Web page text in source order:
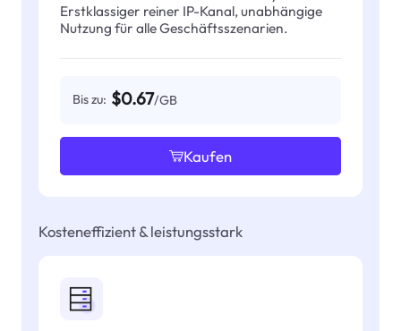
Erstklassiger reiner IP-Kanal, unabhängige
Nutzung für alle Geschäftsszenarien.
Bis zu: $0.67/GB
Kaufen
Kosteneffizient & leistungsstark